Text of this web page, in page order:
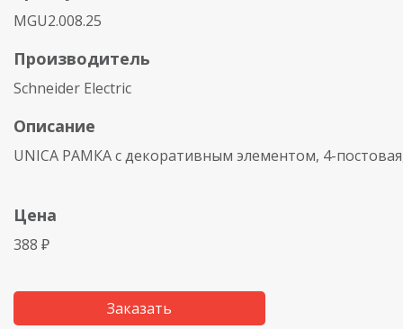
MGU2.008.25
Производитель
Schneider Electric
Описание
UNICA РАМКА с декоративным элементом, 4-
Цена
388 ₽
Заказать